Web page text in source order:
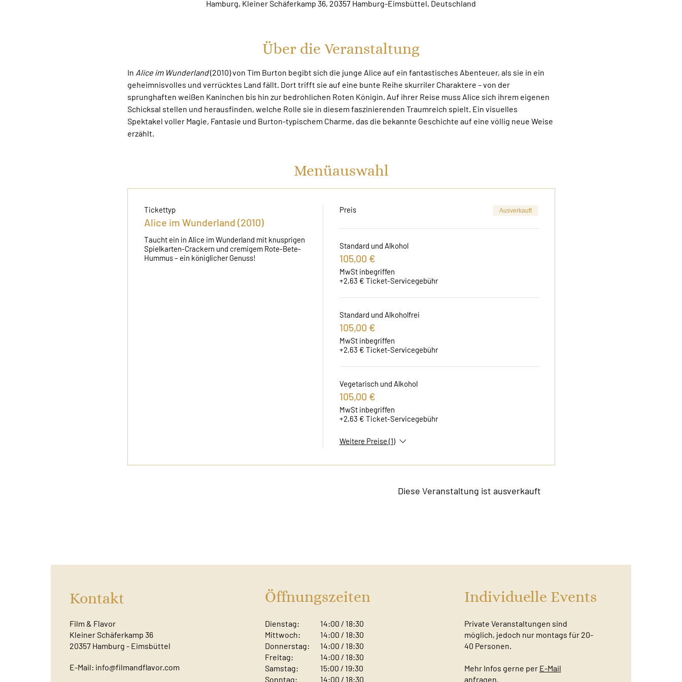
Hamburg, Kleiner Schäferkamp 36, 20357 Hamburg-Eimsbüttel, Deutschland
Über die Veranstaltung
In Alice im Wunderland (2010) von Tim Burton begibt sich die junge Alice auf ein fantastisches Abenteuer, als sie in ein
geheimnisvolles und verrücktes Land fällt. Dort trifft sie auf eine bunte Reihe skurriler Charaktere – von der
sprunghaften weißen Kaninchen bis hin zur bedrohlichen Roten Königin. Auf ihrer Reise muss Alice sich ihrem eigenen
Schicksal stellen und herausfinden, welche Rolle sie in diesem faszinierenden Traumreich spielt. Ein visuelles
Spektakel voller Magie, Fantasie und Burton-typischem Charme, das die bekannte Geschichte auf eine völlig neue Weise
erzählt.
Menüauswahl
Tickettyp
Alice im Wunderland (2010)
Taucht ein in Alice im Wunderland mit knusprigen
Spielkarten-Crackern und cremigem Rote-Bete-
Hummus – ein königlicher Genuss!
Preis Ausverkauft
Standard und Alkohol
105,00 €
MwSt inbegriffen
+2,63 € Ticket-Servicegebühr
Standard und Alkoholfrei
105,00 €
MwSt inbegriffen
+2,63 € Ticket-Servicegebühr
Vegetarisch und Alkohol
105,00 €
MwSt inbegriffen
+2,63 € Ticket-Servicegebühr
Weitere Preise (1)
Diese Veranstaltung ist ausverkauft
Kontakt
Film & Flavor
Kleiner Schäferkamp 36
20357 Hamburg - Eimsbüttel
E-Mail: info@filmandflavor.com
Öffnungszeiten
Dienstag:
Mittwoch:
Donnerstag:
Freitag:
Samstag:
Sonntag: ​
14:00 / 18:30
14:00 / 18:30
14:00 / 18:30
14:00 / 18:30
15:00 / 19:30
14:00 / 18:30
Individuelle Events
Private Veranstaltungen sind
möglich, jedoch nur montags für 20-
40 Personen.
Mehr Infos gerne per E-Mail
anfragen.